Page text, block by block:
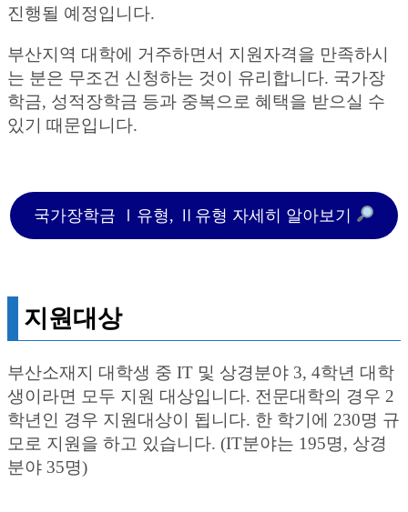
진행될 예정입니다.
부산지역 대학에 거주하면서 지원자격을 만족하시
는 분은 무조건 신청하는 것이 유리합니다. 국가장
학금, 성적장학금 등과 중복으로 혜택을 받으실 수
있기 때문입니다.
국가장학금 Ⅰ유형, Ⅱ유형 자세히 알아보기
지원대상
부산소재지 대학생 중 IT 및 상경분야 3, 4학년 대학
생이라면 모두 지원 대상입니다. 전문대학의 경우 2
학년인 경우 지원대상이 됩니다. 한 학기에 230명 규
모로 지원을 하고 있습니다. (IT분야는 195명, 상경
분야 35명)